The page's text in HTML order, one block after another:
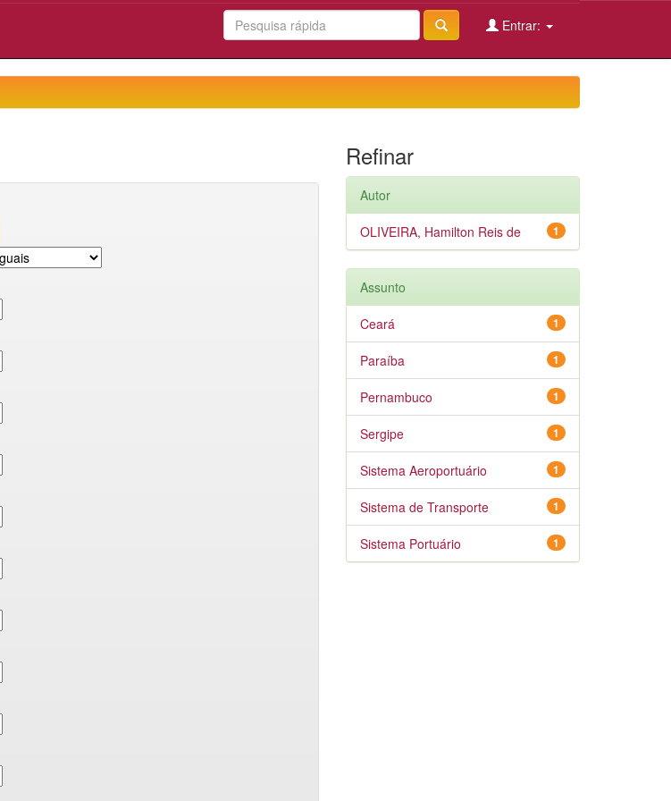
Entrar:
Refinar
Autor
1
OLIVEIRA, Hamilton Reis de
Assunto
1
Ceará
1
Paraíba
1
Pernambuco
1
Sergipe
1
Sistema Aeroportuário
1
Sistema de Transporte
1
Sistema Portuário